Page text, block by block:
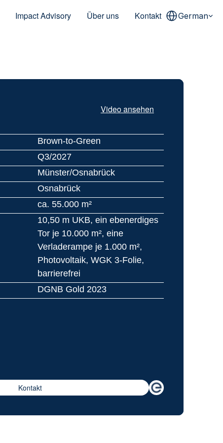
Video ansehen
Brown-to-Green
Q3/2027
Münster/Osnabrück
Osnabrück
ca. 55.000 m²
10,50 m UKB, ein ebenerdiges
Tor je 10.000 m², eine
Verladerampe je 1.000 m²,
Photovoltaik, WGK 3-Folie,
barrierefrei
DGNB Gold 2023
Kontakt
Impact Advisory Über uns Kontakt Select Language
German